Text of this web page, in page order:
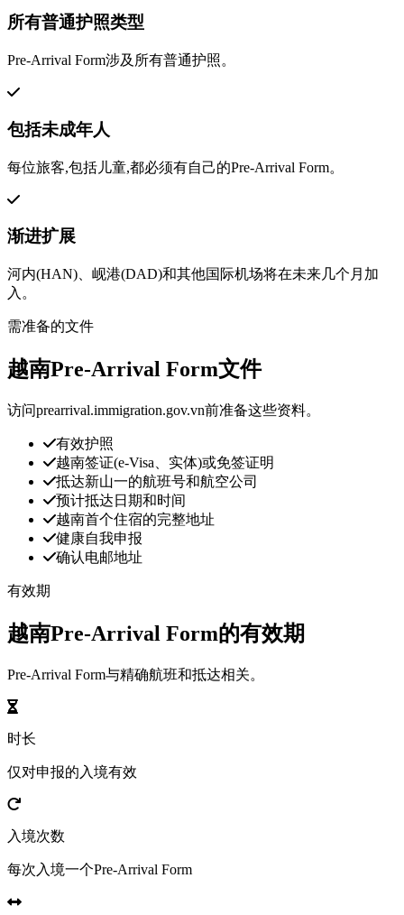
所有普通护照类型
Pre-Arrival Form涉及所有普通护照。
包括未成年人
每位旅客,包括儿童,都必须有自己的Pre-Arrival Form。
渐进扩展
河内(HAN)、岘港(DAD)和其他国际机场将在未来几个月加
入。
需准备的文件
越南Pre-Arrival Form文件
访问prearrival.immigration.gov.vn前准备这些资料。
有效护照
越南签证(e-Visa、实体)或免签证明
抵达新山一的航班号和航空公司
预计抵达日期和时间
越南首个住宿的完整地址
健康自我申报
确认电邮地址
有效期
越南Pre-Arrival Form的有效期
Pre-Arrival Form与精确航班和抵达相关。
时长
仅对申报的入境有效
入境次数
每次入境一个Pre-Arrival Form